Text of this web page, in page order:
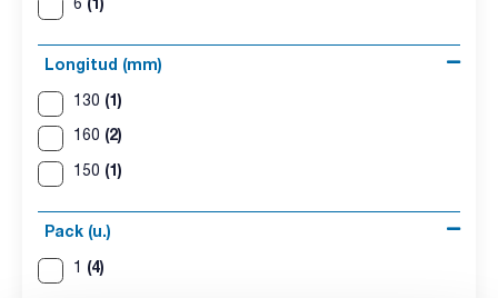
Longitud (mm)
130 (1)
160 (2)
150 (1)
Pack (u.)
1 (4)